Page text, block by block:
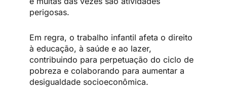
perigosas.
Em regra, o trabalho infantil afeta o direito
à educação, à saúde e ao lazer,
contribuindo para perpetuação do ciclo de
pobreza e colaborando para aumentar a
desigualdade socioeconômica.